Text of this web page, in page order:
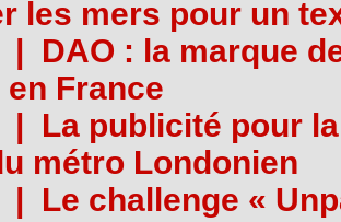
les mers pour un
| DAO : la marque
France
| La publicité pour
métro Londonien
| Le challenge «